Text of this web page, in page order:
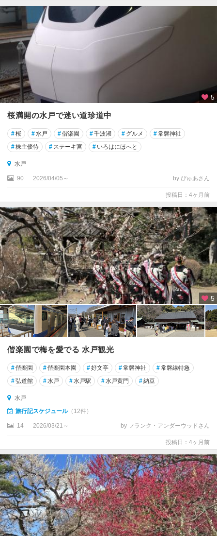
5
桜満開の水戸で迷い道珍道中
#桜 #水戸 #偕楽園 #千波湖 # グルメ #常磐神社
#株主優待 # ステーキ宮 # いろはにほへと
水戸
90 2026/04/05～ by ぴゅあさん
投稿日：4ヶ月前
5
偕楽園で梅を愛でる 水戸観光
#偕楽園 #偕楽園本園 #好文亭 #常磐神社 #常磐線特急
#弘道館 #水戸 #水戸駅 #水戸黄門 #納豆
水戸
旅行記スケジュール（12件）
14 2026/03/21～ by フランク・アンダーウッドさん
投稿日：4ヶ月前